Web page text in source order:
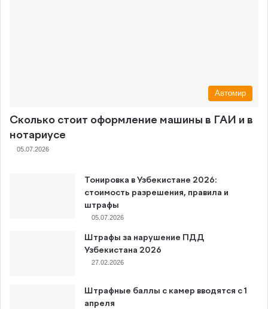
Автомир
Сколько стоит оформление машины в ГАИ и в
нотариусе
05.07.2026
Тонировка в Узбекистане 2026:
стоимость разрешения, правила и
штрафы
05.07.2026
Штрафы за нарушение ПДД
Узбекистана 2026
27.02.2026
Штрафные баллы с камер вводятся с 1
апреля